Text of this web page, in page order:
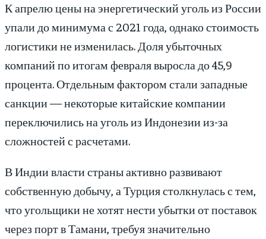
К апрелю цены на энергетический уголь из России
упали до минимума с 2021 года, однако стоимость
логистики не изменилась. Доля убыточных
компаний по итогам февраля выросла до 45,9
процента. Отдельным фактором стали западные
санкции — некоторые китайские компании
переключились на уголь из Индонезии из-за
сложностей с расчетами.
В Индии власти страны активно развивают
собственную добычу, а Турция столкнулась с тем,
что угольщики не хотят нести убытки от поставок
через порт в Тамани, требуя значительно